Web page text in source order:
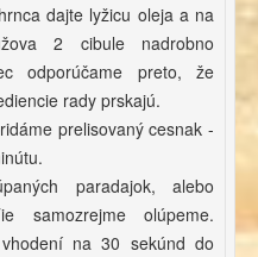
dajte lyžicu oleja a na
2 cibule nadrobno
odporúčame preto, že
rady prskajú.
prelisovaný cesnak -
paradajok, alebo
samozrejme olúpeme.
na 30 sekúnd do